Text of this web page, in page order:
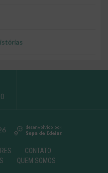
CONTATO
QUEM SOMOS